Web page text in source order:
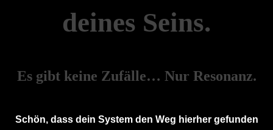
deines Seins.
Es gibt keine Zufälle… Nur Resonanz.
Schön, dass dein System den Weg hierher gefunden